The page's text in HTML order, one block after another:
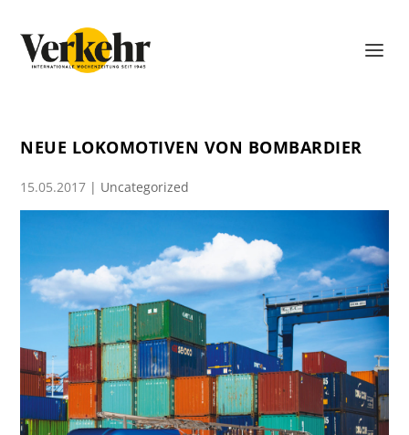
NEUE LOKOMOTIVEN VON BOMBARDIER
15.05.2017 | Uncategorized